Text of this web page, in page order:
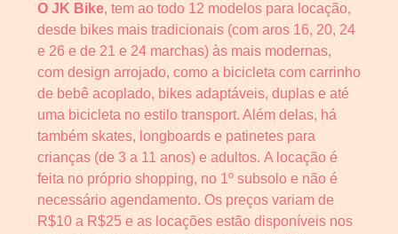
O JK Bike, tem ao todo 12 modelos para locação,
desde bikes mais tradicionais (com aros 16, 20, 24
e 26 e de 21 e 24 marchas) às mais modernas,
com design arrojado, como a bicicleta com carrinho
de bebê acoplado, bikes adaptáveis, duplas e até
uma bicicleta no estilo transport. Além delas, há
também skates, longboards e patinetes para
crianças (de 3 a 11 anos) e adultos. A locação é
feita no próprio shopping, no 1º subsolo e não é
necessário agendamento. Os preços variam de
R$10 a R$25 e as locações estão disponíveis nos